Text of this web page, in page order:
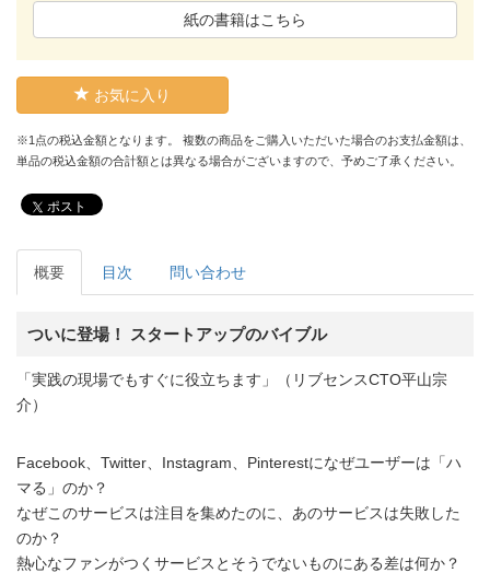
紙の書籍はこちら
お気に入り
※1点の税込金額となります。 複数の商品をご購入いただいた場合のお支払金額は、
単品の税込金額の合計額とは異なる場合がございますので、予めご了承ください。
ポスト
概要 目次 問い合わせ
ついに登場！ スタートアップのバイブル
「実践の現場でもすぐに役立ちます」（リブセンスCTO平山宗
介）
Facebook、Twitter、Instagram、Pinterestになぜユーザーは「ハ
マる」のか？
なぜこのサービスは注目を集めたのに、あのサービスは失敗した
のか？
熱心なファンがつくサービスとそうでないものにある差は何か？